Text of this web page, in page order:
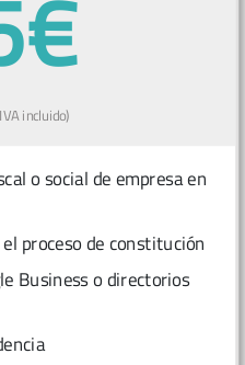
incluido)
o social de empresa en
proceso de constitución
Business o directorios